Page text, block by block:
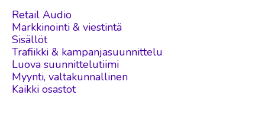
Retail Audio
Markkinointi & viestintä
Sisällöt
Trafiikki & kampanjasuunnittelu
Luova suunnittelutiimi
Myynti, valtakunnallinen
Kaikki osastot